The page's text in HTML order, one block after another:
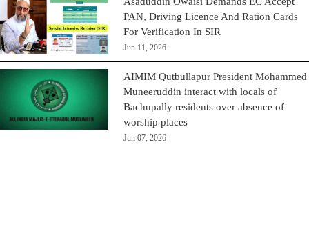
PAN, Driving Licence And Ration Cards
For Verification In SIR
Jun 11, 2026
AIMIM Qutbullapur President Mohammed
Muneeruddin interact with locals of
Bachupally residents over absence of
worship places
Jun 07, 2026